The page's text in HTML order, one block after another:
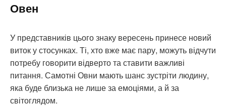
Овен
У представників цього знаку вересень принесе новий
виток у стосунках. Ті, хто вже має пару, можуть відчути
потребу говорити відверто та ставити важливі
питання. Самотні Овни мають шанс зустріти людину,
яка буде близька не лише за емоціями, а й за
світоглядом.